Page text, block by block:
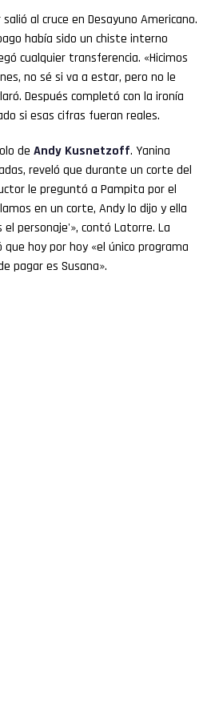
al cruce en Desayuno Americano.
había sido un chiste interno
cualquier transferencia. «Hicimos
no sé si va a estar, pero no le
Después completó con la ironía
si esas cifras fueran reales.
de Andy Kusnetzoff. Yanina
reveló que durante un corte del
le preguntó a Pampita por el
en un corte, Andy lo dijo y ella
el personaje'», contó Latorre. La
hoy por hoy «el único programa
pagar es Susana».